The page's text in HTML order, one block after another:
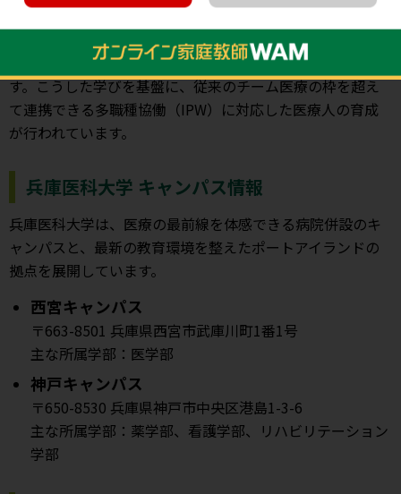
門職としての実践力を養うとともに、多職種連携教育
（IPE）を通して医療チームの役割や協働の重要性を学びま
す。こうした学びを基盤に、従来のチーム医療の枠を超え
て連携できる多職種協働（IPW）に対応した医療人の育成
が行われています。
兵庫医科大学 キャンパス情報
兵庫医科大学は、医療の最前線を体感できる病院併設のキ
ャンパスと、最新の教育環境を整えたポートアイランドの
拠点を展開しています。
西宮キャンパス
〒663-8501 兵庫県西宮市武庫川町1番1号
主な所属学部：医学部
神戸キャンパス
〒650-8530 兵庫県神戸市中央区港島1-3-6
主な所属学部：薬学部、看護学部、リハビリテーション
学部